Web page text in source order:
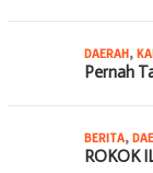
DAERAH,
Pernah
BERITA,
ROKOK